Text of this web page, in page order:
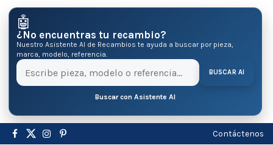
🤖
¿No encuentras tu recambio?
Nuestro Asistente AI de Recambios te ayuda a buscar por pieza,
marca, modelo, referencia.
BUSCAR AI
Buscar con Asistente AI
Contáctenos